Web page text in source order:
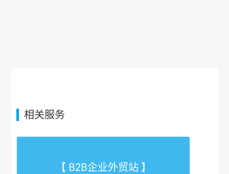
相关服务
【 B2B企业外贸站 】